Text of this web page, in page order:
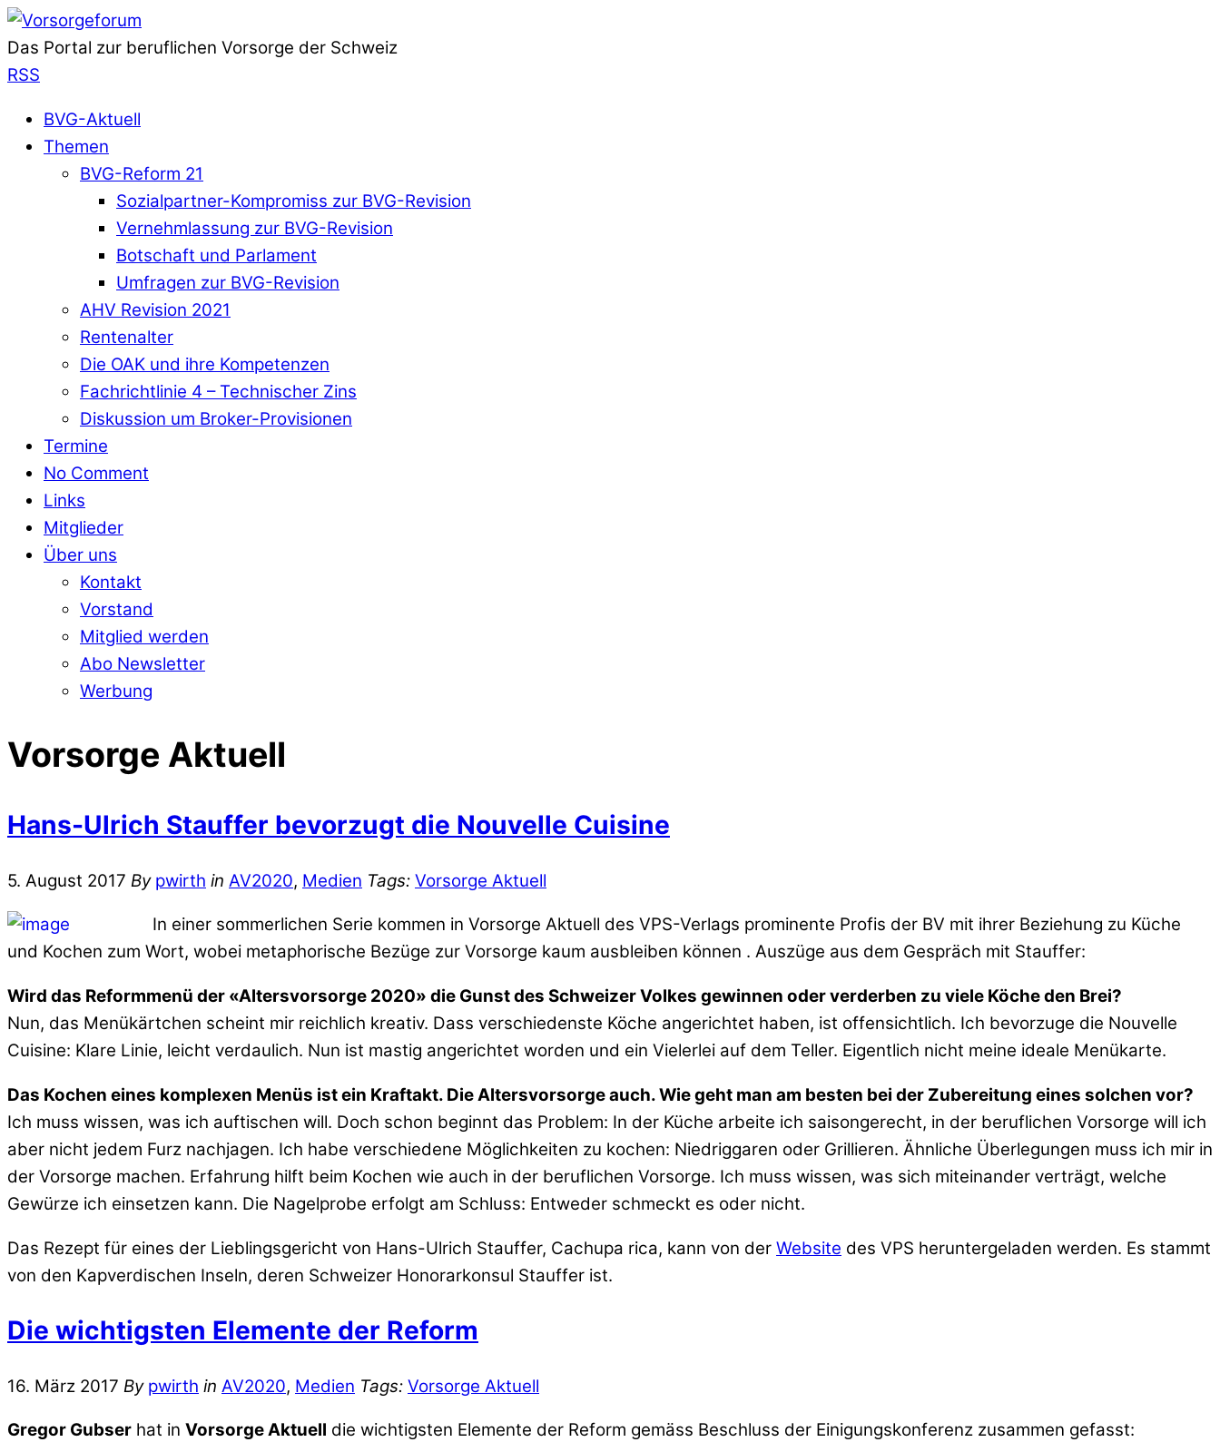
Das Portal zur beruflichen Vorsorge der Schweiz
RSS
BVG-Aktuell
Themen
BVG-Reform 21
Sozialpartner-Kompromiss zur BVG-Revision
Vernehmlassung zur BVG-Revision
Botschaft und Parlament
Umfragen zur BVG-Revision
AHV Revision 2021
Rentenalter
Die OAK und ihre Kompetenzen
Fachrichtlinie 4 – Technischer Zins
Diskussion um Broker-Provisionen
Termine
No Comment
Links
Mitglieder
Über uns
Kontakt
Vorstand
Mitglied werden
Abo Newsletter
Werbung
Vorsorge Aktuell
Hans-Ulrich Stauffer bevorzugt die Nouvelle Cuisine
5. August 2017 By pwirth in AV2020, Medien Tags: Vorsorge Aktuell
In einer sommerlichen Serie kommen in Vorsorge Aktuell des VPS-Verlags prominente Profis der BV mit ihrer Beziehung zu Küche
und Kochen zum Wort, wobei metaphorische Bezüge zur Vorsorge kaum ausbleiben können . Auszüge aus dem Gespräch mit Stauffer:
Wird das Reformmenü der «Altersvorsorge 2020» die Gunst des Schweizer Volkes gewinnen oder verderben zu viele Köche den Brei?
Nun, das Menükärtchen scheint mir reichlich kreativ. Dass verschiedenste Köche angerichtet haben, ist offensichtlich. Ich bevorzuge die Nouvelle
Cuisine: Klare Linie, leicht verdaulich. Nun ist mastig angerichtet worden und ein Vielerlei auf dem Teller. Eigentlich nicht meine ideale Menükarte.
Das Kochen eines komplexen Menüs ist ein Kraftakt. Die Altersvorsorge auch. Wie geht man am besten bei der Zubereitung eines solchen vor?
Ich muss wissen, was ich auftischen will. Doch schon beginnt das Problem: In der Küche arbeite ich saisongerecht, in der beruflichen Vorsorge will ich
aber nicht jedem Furz nachjagen. Ich habe verschiedene Möglichkeiten zu kochen: Niedriggaren oder Grillieren. Ähnliche Überlegungen muss ich mir in
der Vorsorge machen. Erfahrung hilft beim Kochen wie auch in der beruflichen Vorsorge. Ich muss wissen, was sich miteinander verträgt, welche
Gewürze ich einsetzen kann. Die Nagelprobe erfolgt am Schluss: Entweder schmeckt es oder nicht.
Das Rezept für eines der Lieblingsgericht von Hans-Ulrich Stauffer, Cachupa rica, kann von der Website des VPS heruntergeladen werden. Es stammt
von den Kapverdischen Inseln, deren Schweizer Honorarkonsul Stauffer ist.
Die wichtigsten Elemente der Reform
16. März 2017 By pwirth in AV2020, Medien Tags: Vorsorge Aktuell
Gregor Gubser hat in Vorsorge Aktuell die wichtigsten Elemente der Reform gemäss Beschluss der Einigungskonferenz zusammen gefasst: